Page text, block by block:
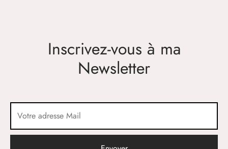
Inscrivez-vous à ma
Newsletter